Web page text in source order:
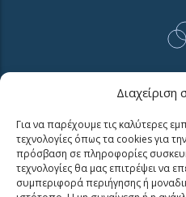
Διαχείριση
Για να παρέχουμε τις καλύτερες
τεχνολογίες όπως τα cookies για
πρόσβαση σε πληροφορίες
τεχνολογίες θα μας επιτρέψει να
συμπεριφορά περιήγησης ή
Μουσείο
Ιστορία